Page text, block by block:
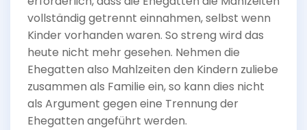
vollständig getrennt einnahmen, selbst wenn
Kinder vorhanden waren. So streng wird das
heute nicht mehr gesehen. Nehmen die
Ehegatten also Mahlzeiten den Kindern zuliebe
zusammen als Familie ein, so kann dies nicht
als Argument gegen eine Trennung der
Ehegatten angeführt werden.